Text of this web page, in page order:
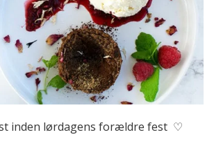
inden lørdagens forældre fest ♡